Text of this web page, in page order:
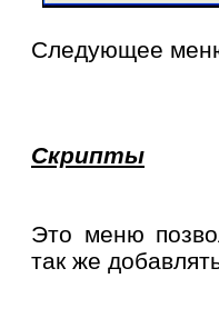
Следующее
Скрипты
Это меню
так же